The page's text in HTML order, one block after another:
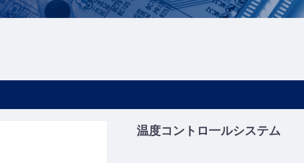
温度コントロ一ルシステム